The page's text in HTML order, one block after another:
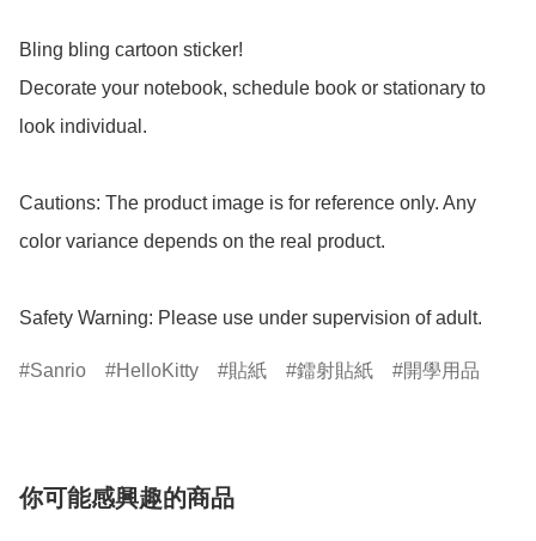
Bling bling cartoon sticker!
Decorate your notebook, schedule book or stationary to
look individual.
Cautions: The product image is for reference only. Any
color variance depends on the real product.
Safety Warning: Please use under supervision of adult.
Sanrio HelloKitty 貼紙 鐳射貼紙 開學用品
你可能感興趣的商品